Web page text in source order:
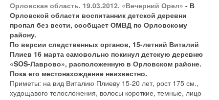
Орловская область. 19.03.2012. «Вечерний Орел» - В
Орловской области воспитанник детской деревни
пропал без вести, сообщает ОМВД по Орловскому
району.
По версии следственных органов, 15-летний Виталий
Плиев 16 марта самовольно покинул детскую деревню
«SOS-Лаврово», расположенную в Орловском районе.
Пока его местонахождение неизвестно.
Приметы: на вид Виталию Плиеву 15-20 лет, рост 175 см.,
худощавого телосложения, волосы короткие, темные, лицо